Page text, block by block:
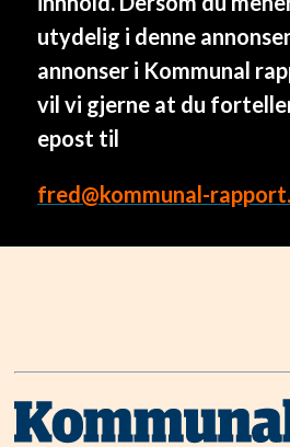
utydelig i denne
annonser i Kommunal
vil vi gjerne at du
epost til
fred@kommunal-